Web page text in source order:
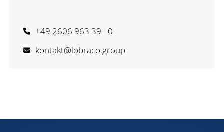
+49 2606 963 39 - 0
kontakt@lobraco.group